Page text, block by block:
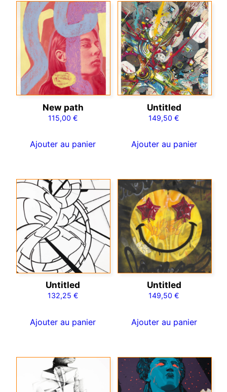
New path
115,00 €
Ajouter au panier
Untitled
149,50€
Ajouter au panier
Untitled
132,25 €
Ajouter au panier
Untitled
149,50€
Ajouter au panier